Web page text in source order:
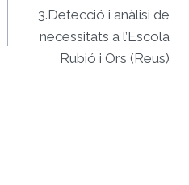
3.Detecció i anàlisi de
necessitats a l’Escola
Rubió i Ors (Reus)